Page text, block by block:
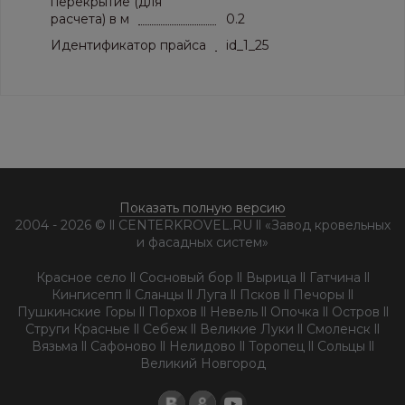
расчета) в м
0.2
Идентификатор прайса
id_1_25
Показать полную версию
2004 - 2026 © ll CENTERKROVEL.RU ll «Завод кровельных
и фасадных систем»
Красное село ll Сосновый бор ll Вырица ll Гатчина ll
Кингисепп ll Сланцы ll Луга ll Псков ll Печоры ll
Пушкинские Горы ll Порхов ll Невель ll Опочка ll Остров ll
Струги Красные ll Себеж ll Великие Луки ll Смоленск ll
Вязьма ll Сафоново ll Нелидово ll Торопец ll Сольцы ll
Великий Новгород